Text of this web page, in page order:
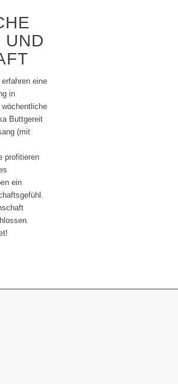
UND
eine
in
Buttgereit
(mit
profitieren
ein